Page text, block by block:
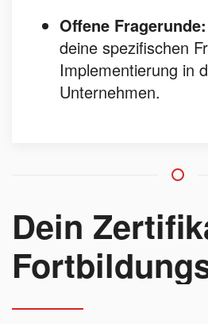
Offene Fragerunde:
deine spezifischen
Implementierung in
Unternehmen.
Dein